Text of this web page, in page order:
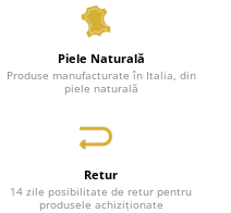
Piele Naturală
Produse manufacturate în Italia, din
piele naturală
Retur
14 zile posibilitate de retur pentru
produsele achiziționate